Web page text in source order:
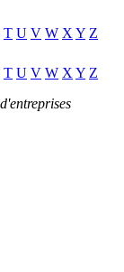
T U V W X Y Z
T U V W X Y Z